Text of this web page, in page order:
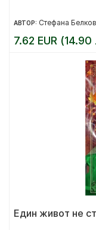
АВТОР: Стефана
7.62 EUR (14.90
Един живот не